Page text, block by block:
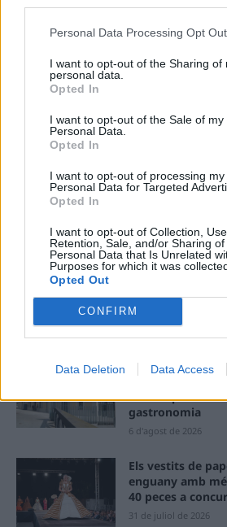
Personal Data Processing Opt
I want to opt-out of the Sharing of
personal data.
Opted In
I want to opt-out of the Sale of my
Personal Data.
Opted In
I want to opt-out of processing my
Personal Data for Targeted
Opted In
I want to opt-out of Collection, Use,
Retention, Sale, and/or Sharing of
Personal Data that Is Unrelated
Purposes for which it was
Opted Out
CONFIRM
Data Deletion Data Access
Deseu el meu nom, el correu
aquest navegador per a la propera
ÚLTIMES NOTÍCIES
L’Ajuntament de
dels terrenys de
temperatures
Amposta
vincula
gastronomia
6 d'agost de 2026
Els vestits de
enguany amb
40 peces a
31 de juliol de 2026